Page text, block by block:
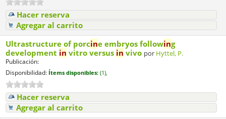
Hacer reserva
Agregar al carrito
Ultrastructure of porcine embryos following
development in vitro versus in vivo por Hyttel, P.
Publicación:
Disponibilidad: Ítems disponibles: (1),
Hacer reserva
Agregar al carrito